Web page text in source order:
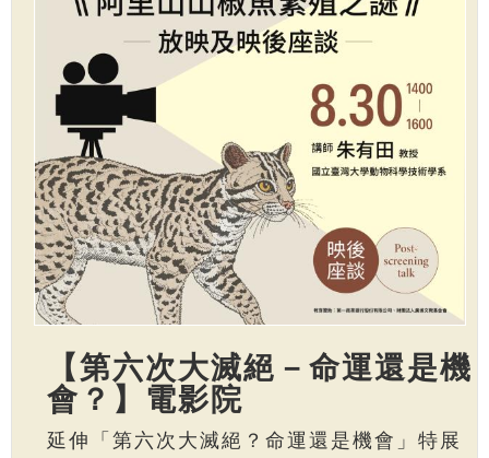
【第六次大滅絕－命運還是機
會？】電影院
延伸「第六次大滅絕？命運還是機會」特展